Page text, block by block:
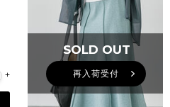
SOLD OUT
SOLD OUT
再入荷受付